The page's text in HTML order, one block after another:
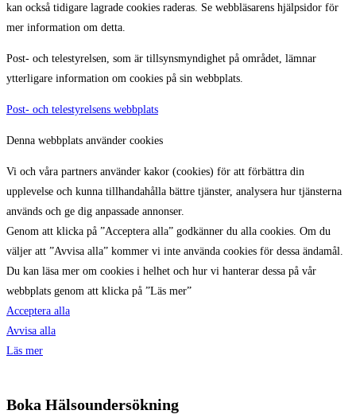
kan också tidigare lagrade cookies raderas. Se webbläsarens hjälpsidor för
mer information om detta.
Post- och telestyrelsen, som är tillsynsmyndighet på området, lämnar
ytterligare information om cookies på sin webbplats.
Post- och telestyrelsens webbplats
Denna webbplats använder cookies
Vi och våra partners använder kakor (cookies) för att förbättra din
upplevelse och kunna tillhandahålla bättre tjänster, analysera hur tjänsterna
används och ge dig anpassade annonser.
Genom att klicka på ”Acceptera alla” godkänner du alla cookies. Om du
väljer att ”Avvisa alla” kommer vi inte använda cookies för dessa ändamål.
Du kan läsa mer om cookies i helhet och hur vi hanterar dessa på vår
webbplats genom att klicka på ”Läs mer”
Acceptera alla
Avvisa alla
Läs mer
Boka Hälsoundersökning